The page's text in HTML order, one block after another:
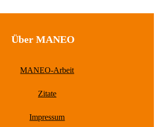
Über MANEO
MANEO-Arbeit
Zitate
Impressum